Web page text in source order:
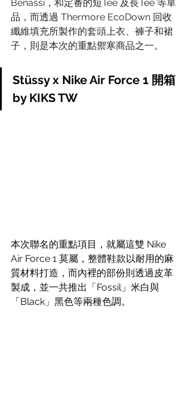
Benassi，和定番的短Tee 及長Tee 等單
品，而透過 Thermore EcoDown 回收
纖維填充所製作的套頭上衣、褲子和裙
子，則是本次的重點禦寒商品之一。
Stüssy x Nike Air Force 1 開箱
by KIKS TW
本次聯名的重點項目，就屬這雙 Nike
Air Force 1 莫屬，整體鞋款以耐用的麻
質材料打造，而內裡的部份則透過皮革
製成，並一共推出「Fossil」米白與
「Black」黑色等兩種色調。